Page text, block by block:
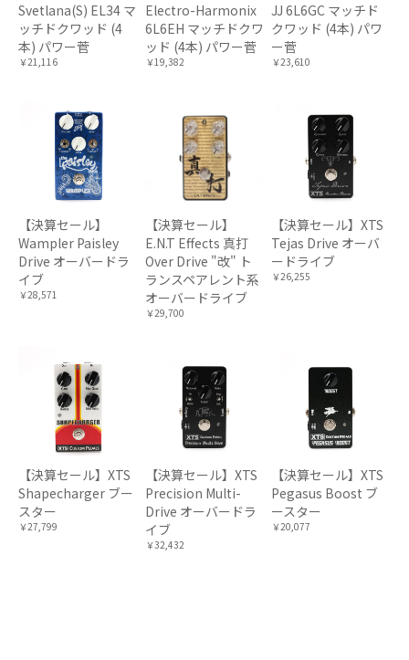
Svetlana(S) EL34 マ
ッチドクワッド (4
本) パワー菅
￥21,116
Electro-Harmonix
6L6EH マッチドクワ
ッド (4本) パワー菅
￥19,382
JJ 6L6GC マッチド
クワッド (4本) パワ
ー菅
￥23,610
【決算セール】
Wampler Paisley
Drive オーバードラ
イブ
￥28,571
【決算セール】
E.N.T Effects 真打
Over Drive "改" ト
ランスペアレント系
オーバードライブ
￥29,700
【決算セール】XTS
Tejas Drive オーバ
ードライブ
￥26,255
【決算セール】XTS
Shapecharger ブー
スター
￥27,799
【決算セール】XTS
Precision Multi-
Drive オーバードラ
イブ
￥32,432
【決算セール】XTS
Pegasus Boost ブ
ースター
￥20,077